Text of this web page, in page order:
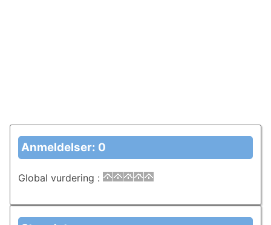
Anmeldelser: 0
Global vurdering :